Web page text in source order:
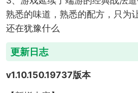
熟悉的味道，熟悉的配方，只为
还在犹豫什么
更新日志
v1.10.150.19737版本